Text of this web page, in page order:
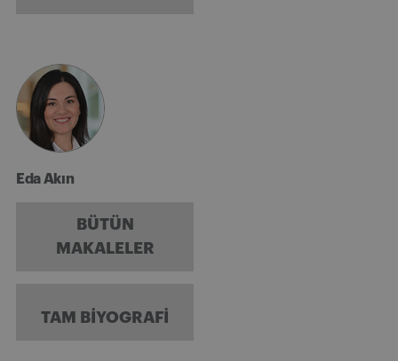
Eda Akın
BÜTÜN
MAKALELER
TAM BIYOGRAFI